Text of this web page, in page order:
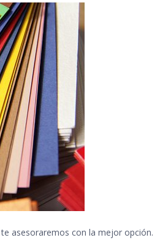
te asesoraremos con la mejor opción.